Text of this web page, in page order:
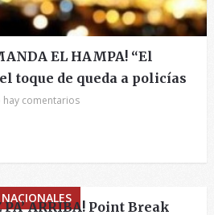
EL HAMPA! “El
toque de queda a policías
hay comentarios
PA’ ARRIBA! Point Break